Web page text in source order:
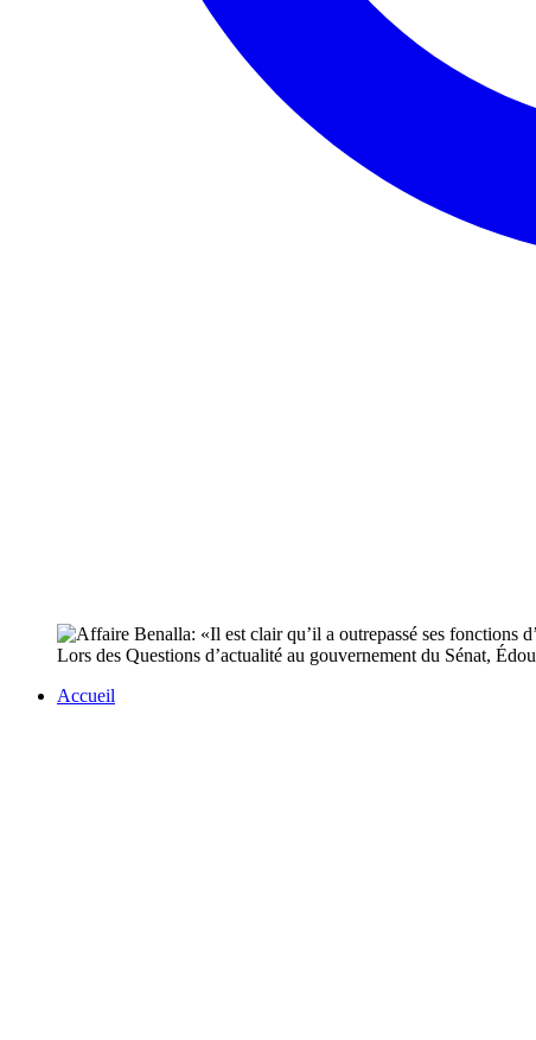
Lors des Questions d’actualité au gouvernement du Sénat,
Accueil